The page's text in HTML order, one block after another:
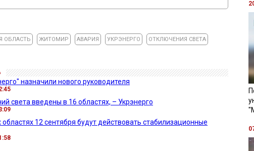
ОБЛАСТЬ ЖИТОМИР АВАРИЯ УКРЭНЕРГО ОТКЛЮЧЕНИЯ СВЕТА
назначили нового руководителя
света введены в 16 областях, – Укрэнерго
12 сентября будут действовать стабилизационные